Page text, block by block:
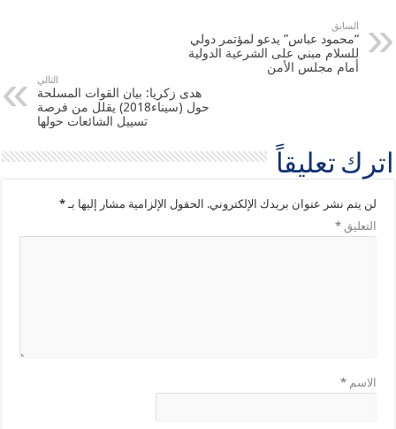
السابق
“محمود عباس” يدعو لمؤتمر دولي
للسلام مبني على الشرعية الدولية
أمام مجلس الأمن
التالي
هدى زكريا: بيان القوات المسلحة
حول (سيناء2018) يقلل من فرصة
تسييل الشائعات حولها
اترك تعليقاً
لن يتم نشر عنوان بريدك الإلكتروني. الحقول الإلزامية مشار إليها بـ*
التعليق*
الاسم*